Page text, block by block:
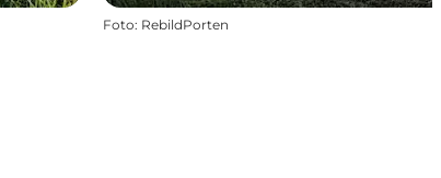
Foto: RebildPorten